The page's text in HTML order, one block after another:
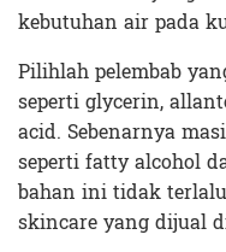
kebutuhan air pada
Pilihlah pelembab
seperti glycerin,
acid. Sebenarnya
seperti fatty alcohol
bahan ini tidak
skincare yang dijual